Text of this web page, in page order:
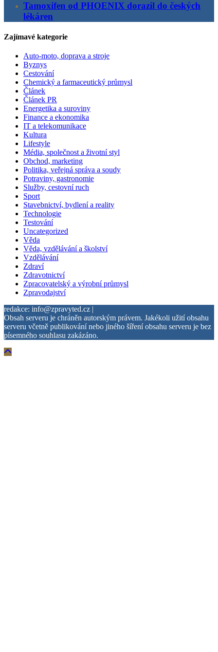
Tamoxifen od PHOENIX dorazil do českých
lékáren
Zajímavé kategorie
Auto-moto, doprava a stroje
Byznys
Cestování
Chemický a farmaceutický průmysl
Článek
Článek PR
Energetika a suroviny
Finance a ekonomika
IT a telekomunikace
Kultura
Lifestyle
Média, společnost a životní styl
Obchod, marketing
Politika, veřejná správa a soudy
Potraviny, gastronomie
Služby, cestovní ruch
Sport
Stavebnictví, bydlení a reality
Technologie
Testování
Uncategorized
Věda
Věda, vzdělávání a školství
Vzdělávání
Zdraví
Zdravotnictví
Zpracovatelský a výrobní průmysl
Zpravodajství
redakce: info@zpravyted.cz |
Obsah serveru je chráněn autorským právem. Jakékoli užití obsahu
serveru včetně publikování nebo jiného šíření obsahu serveru je bez
písemného souhlasu zakázáno.